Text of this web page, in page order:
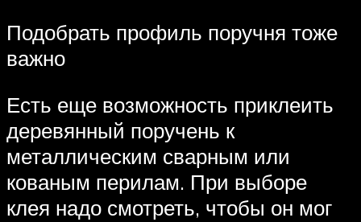
Подобрать профиль поручня тоже
важно
Есть еще возможность приклеить
деревянный поручень к
металлическим сварным или
кованым перилам. При выборе
клея надо смотреть, чтобы он мог